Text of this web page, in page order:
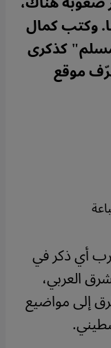
وكتب كمال
كذكرى
موقع
أي ذكر في
العربي،
إلى مواضيع
.